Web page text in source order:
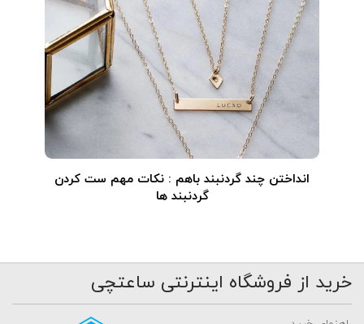
انداختن چند گردنبند باهم : نکات مهم ست کردن
گردنبند ها
خرید از فروشگاه اینترنتی ساعتچی